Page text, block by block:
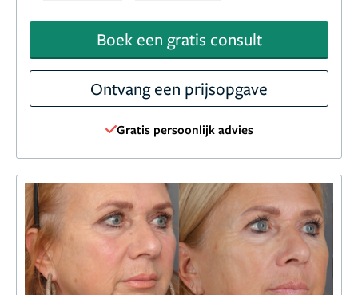
Boek een gratis consult
Ontvang een prijsopgave
Gratis persoonlijk advies